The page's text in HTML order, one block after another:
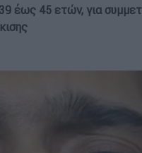
έως 45 ετών, για